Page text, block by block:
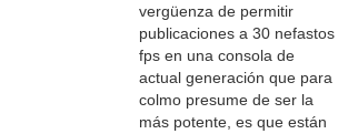
vergüenza de permitir
publicaciones a 30 nefastos
fps en una consola de
actual generación que para
colmo presume de ser la
más potente, es que están